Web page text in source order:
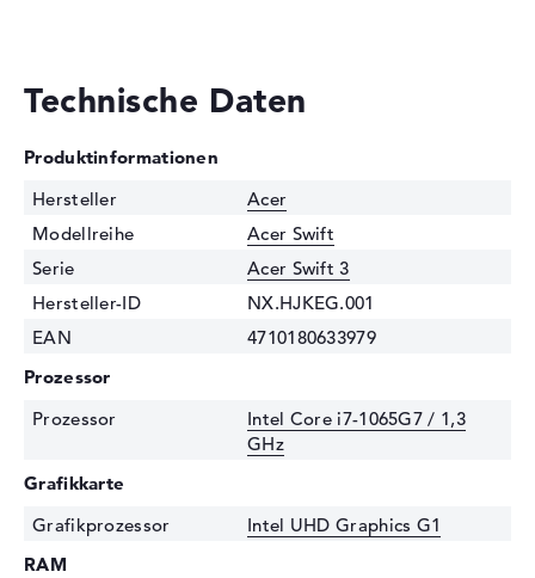
Technische Daten
Produktinformationen
Hersteller
Acer
Modellreihe
Acer Swift
Serie
Acer Swift 3
Hersteller-ID
NX.HJKEG.001
EAN
4710180633979
Prozessor
Prozessor
Intel Core i7-1065G7 / 1,3
GHz
Grafikkarte
Grafikprozessor
Intel UHD Graphics G1
RAM